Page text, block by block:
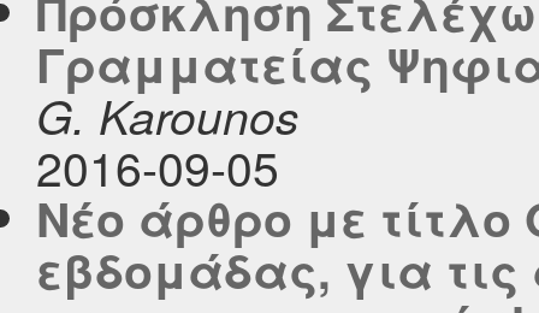
Γραμματείας
G. Karounos
2016-09-05
Νέο άρθρο με τίτλο
εβδομάδας, για τις